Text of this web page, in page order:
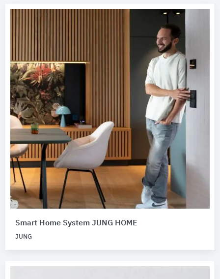
Smart Home System JUNG HOME
JUNG